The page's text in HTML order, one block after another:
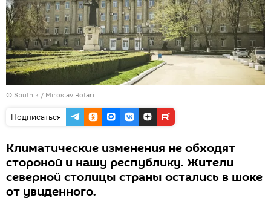
© Sputnik / Miroslav Rotari
Подписаться
Климатические изменения не обходят
стороной и нашу республику. Жители
северной столицы страны остались в шоке
от увиденного.